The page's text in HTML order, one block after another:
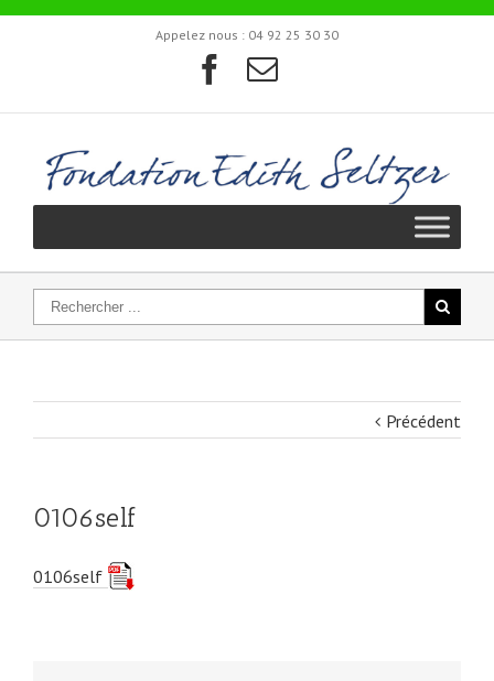
Appelez nous : 04 92 25 30 30
Précédent
0106self
0106self